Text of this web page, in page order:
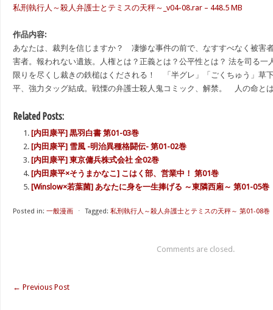
私刑執行人～殺人弁護士とテミスの天秤～_v04-08.rar – 448.5 MB
作品内容:
あなたは、裁判を信じますか？ 凄惨な事件の前で、なすすべなく被害
害者。報われない遺族。人権とは？正義とは？公平性とは？ 法を司る一
限りを尽くし裁きの鉄槌はくだされる！ 「半グレ」「ごくちゅう」草
平、強力タッグ結成。戦慄の弁護士殺人鬼コミック、解禁。 人の命
Related Posts:
[内田康平] 黒羽白書 第01-03巻
[内田康平] 雪風 -明治異種格闘伝- 第01-02巻
[内田康平] 東京傭兵株式会社 全02巻
[内田康平×そうまかなこ] こはく部、営業中！ 第01巻
[Winslow×若葉菌] あなたに身を一生捧げる ～東隣西廂～ 第01-05巻
Posted in: 一般漫画 ⋅ Tagged: 私刑執行人～殺人弁護士とテミスの天秤～ 第01-08巻
Comments are closed.
← Previous Post